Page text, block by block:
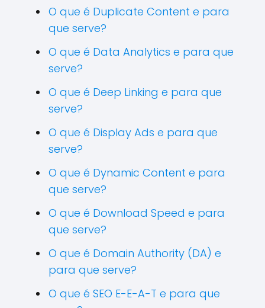
O que é Duplicate Content e para
que serve?
O que é Data Analytics e para que
serve?
O que é Deep Linking e para que
serve?
O que é Display Ads e para que
serve?
O que é Dynamic Content e para
que serve?
O que é Download Speed e para
que serve?
O que é Domain Authority (DA) e
para que serve?
O que é SEO E-E-A-T e para que